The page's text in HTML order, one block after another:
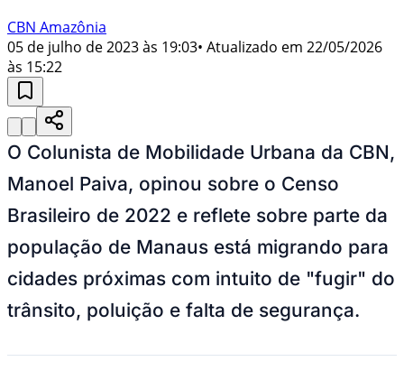
CBN Amazônia
05 de julho de 2023 às 19:03• Atualizado em 22/05/2026
às 15:22
O Colunista de Mobilidade Urbana da CBN,
Manoel Paiva, opinou sobre o Censo
Brasileiro de 2022 e reflete sobre parte da
população de Manaus está migrando para
cidades próximas com intuito de "fugir" do
trânsito, poluição e falta de segurança.